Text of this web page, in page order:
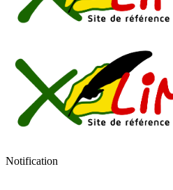
Notification